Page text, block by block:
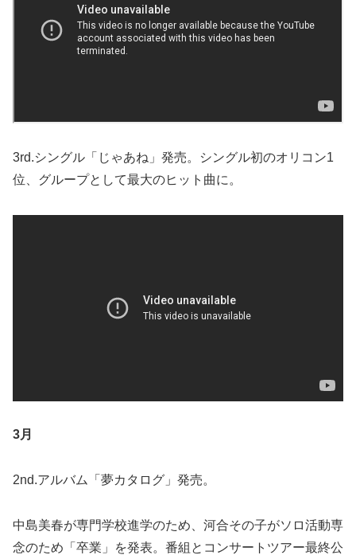
3rd.シングル「じゃあね」発売。シングル初のオリコン1
位、グループとして最大のヒット曲に。
3月
2nd.アルバム「夢カタログ」発売。
中島美春が専門学校進学のため、河合その子がソロ活動専
念のため「卒業」を発表。番組とコンサートツアー最終公